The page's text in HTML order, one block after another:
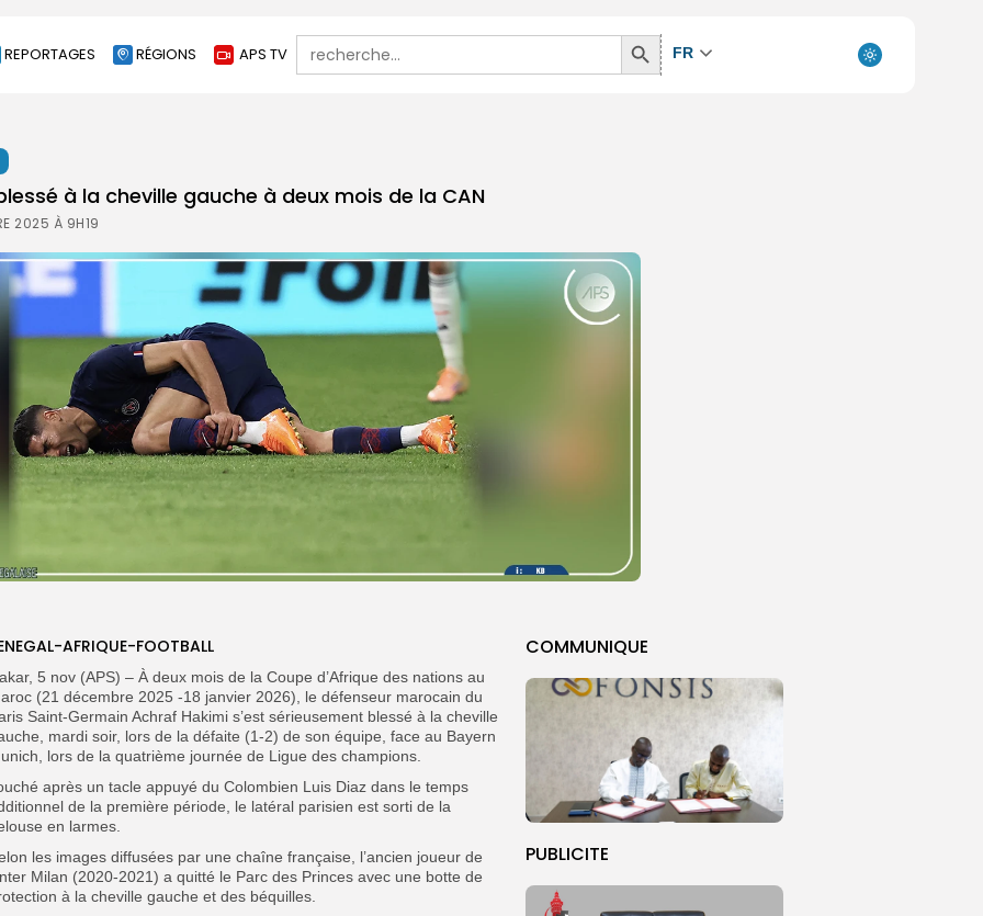
REPORTAGES RÉGIONS APS TV
Search
for:
Search
Button
FR
à la cheville gauche à deux mois de la CAN
2025 À 9H19
COMMUNIQUE
PUBLICITE
AFRIQUE-FOOTBALL
5 nov (APS) – À deux mois de la Coupe d’Afrique des nations au
(21 décembre 2025 -18 janvier 2026), le défenseur marocain du
Saint-Germain Achraf Hakimi s’est sérieusement blessé à la cheville
mardi soir, lors de la défaite (1-2) de son équipe, face au Bayern
lors de la quatrième journée de Ligue des champions.
après un tacle appuyé du Colombien Luis Diaz dans le temps
de la première période, le latéral parisien est sorti de la
en larmes.
les images diffusées par une chaîne française, l’ancien joueur de
Milan (2020-2021) a quitté le Parc des Princes avec une botte de
à la cheville gauche et des béquilles.